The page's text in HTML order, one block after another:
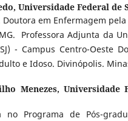
Universidade Federal de
Doutora em Enfermagem
Professora Adjunta da
- Campus Centro-Oeste
e Idoso. Divinópolis.
Menezes, Universidade
no Programa de Pós-